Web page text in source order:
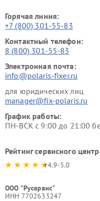
Горячая линия:
+7 (800) 301-55-83
Контактный телефон:
8 (800) 301-55-83
Электронная почта:
info@polaris-fixer.ru
для юридических лиц
manager@fix-polaris.ru
График работы:
ПН-ВСК с 9:00 до 21:00
Рейтинг сервисного
4.9-5.0
ООО "Русервис"
ИНН 7702633247